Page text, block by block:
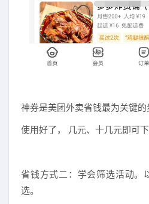
神券是美团外卖省钱最为关键的
使用好了， 几元、十几元即可
省钱方式二：学会筛选活动。
选。